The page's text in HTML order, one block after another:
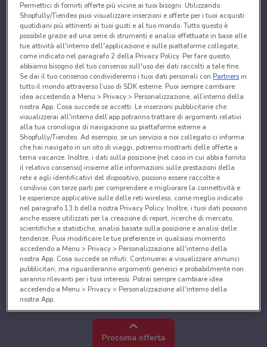
Prossima offerta
Permettici di fornirti offerte più vicine ai tuoi bisogni: Utilizzando
Shopfully/Tiendeo puoi visualizzare inserzioni e offerte per i tuoi acquisti
quotidiani più attinenti ai tuoi gusti e al tuo mondo. Tutto questo è
possibile grazie ad una serie di strumenti e analisi effettuate in base alle
tue attività all'interno dell'applicazione e sulle piattaforme collegate,
come indicato nel paragrafo 2 della Privacy Policy. Per fare questo,
abbiamo bisogno del tuo consenso sull'uso dei dati raccolti a tale fine.
Se dai il tuo consenso condivideremo i tuoi dati personali conPartnersin
tutto il mondo attraverso l’uso di SDK esterne. Puoi sempre cambiare
idea accedendo a Menu > Privacy > Personalizzazione, all’interno della
nostra App. Cosa succede se accetti: Le inserzioni pubblicitarie che
visualizzerai all'interno dell’app potranno trattare di argomenti relativi
alla tua cronologia di navigazione su piattaforme esterne a
Shopfully/Tiendeo. Ad esempio, se un servizio a noi collegato ci informa
che hai navigato in un sito di viaggi, potremo mostrarti delle offerte a
tema vacanze. Inoltre, i dati sulla posizione (nel caso in cui abbia fornito
il relativo consenso) insieme alle informazioni sulle prestazioni della
rete e agli identificativi del dispositivo, possono essere raccolte e
condivisi con terze parti per comprendere e migliorare la connettività e
le esperienze applicative sulle delle reti wireless, come meglio indicato
nel paragrafo 13.b della nostra Privacy Policy. Inoltre, i tuoi dati possono
anche essere utilizzati per la creazione di report, ricerche di mercato,
scientifiche e statistiche, analisi basate sulla posizione e analisi delle
tendenze. Puoi modificare le tue preferenze in qualsiasi momento
accedendo a Menu > Privacy > Personalizzazione all'interno della
nostra App. Cosa succede se rifiuti: Continuerai a visualizzare annunci
pubblicitari, ma riguarderanno argomenti generici e probabilmente non
saranno rilevanti per i tuoi interessi. Potrai sempre cambiare idea
accedendo a Menu > Privacy > Personalizzazione all'interno della
nostra App.
Noi e i nostri partner trattiamo i dati per fornire:
Utilizzare dati di geolocalizzazione precisi. Scansione attiva delle
caratteristiche del dispositivo ai fini dell’identificazione. Archiviare